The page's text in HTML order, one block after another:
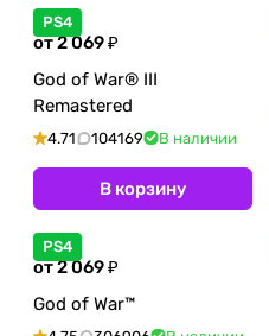
PS4
от 2 069 ₽
God of War® III
Remastered
4.71 104169 В наличии
В корзину
PS4
от 2 069 ₽
God of War™